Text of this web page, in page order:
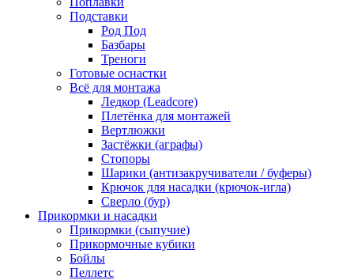
Подставки
Род Под
Базбары
Треноги
Готовые оснастки
Всё для монтажа
Ледкор (Leadcore)
Плетёнка для монтажей
Вертлюжки
Застёжки (аграфы)
Стопоры
Шарики (антизакручиватели / буферы)
Крючок для насадки (крючок-игла)
Сверло (бур)
Прикормки и насадки
Прикормки (сыпучие)
Прикормочные кубики
Бойлы
Пеллетс